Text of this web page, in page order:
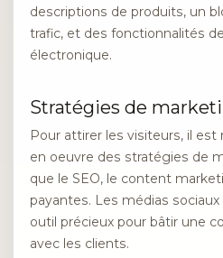
descriptions de produits, un
trafic, et des fonctionnalités
électronique.
Stratégies de
Pour attirer les visiteurs, il
en oeuvre des stratégies de
que le SEO, le content
payantes. Les médias
outil précieux pour bâtir une
avec les clients.